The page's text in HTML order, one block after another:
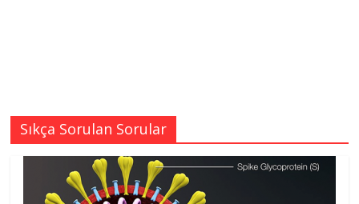
Sıkça Sorulan Sorular